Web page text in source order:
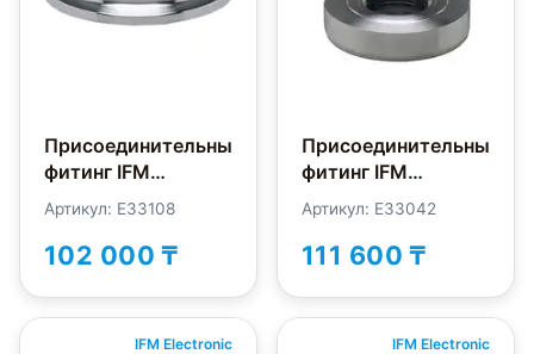
Присоединительный
фитинг IFM
Electronic E33108
Артикул: E33108
102 000 ₸
Присоединительный
фитинг IFM
Electronic E33042
Артикул: E33042
111 600 ₸
IFM Electronic IFM Electronic